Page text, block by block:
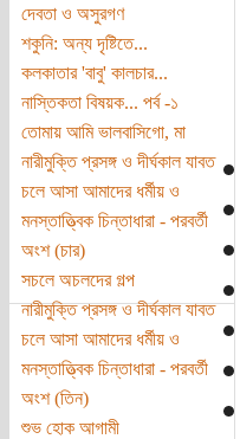
দেবতা ও অসুরগণ
শকুনি: অন্য দৃষ্টিতে...
কলকাতার 'বাবু' কালচার...
নাস্তিকতা বিষয়ক... পর্ব -১
তোমায় আমি ভালবাসিগো, মা
নারীমুক্তি প্রসঙ্গ ও দীর্ঘকাল যাবত
চলে আসা আমাদের ধর্মীয় ও
মনস্তাত্ত্বিক চিন্তাধারা - পরবর্তী
অংশ (চার)
সচলে অচলদের গল্প
নারীমুক্তি প্রসঙ্গ ও দীর্ঘকাল যাবত
চলে আসা আমাদের ধর্মীয় ও
মনস্তাত্ত্বিক চিন্তাধারা - পরবর্তী
অংশ (তিন)
শুভ হোক আগামী